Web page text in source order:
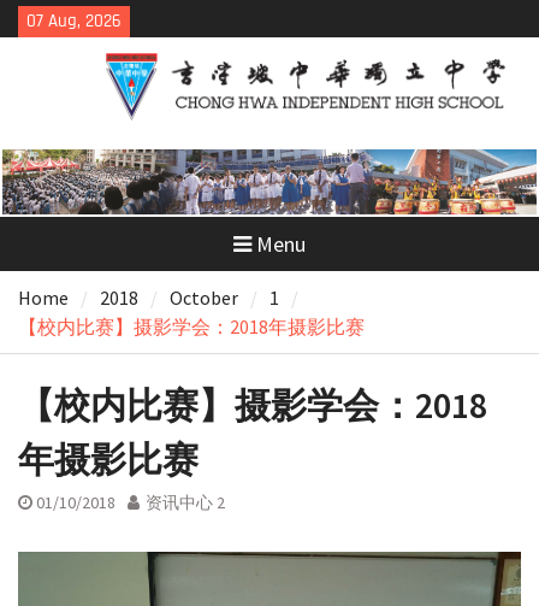
Skip
to
07 Aug, 2026
Menu
Home 2018 October
1
【校内比赛】摄影学会：2018年摄影比赛
【校内比赛】摄影学会：2018
年摄影比赛
01/10/2018 资讯中心 2